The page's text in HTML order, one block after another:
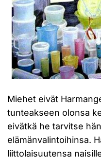
Miehet eivät
tunteakseen olonsa
eivätkä he tarvitse
elämänvalintoihinsa.
liittolaisuutensa